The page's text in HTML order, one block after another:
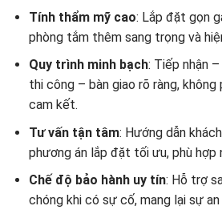
Tính thẩm mỹ cao: Lắp đặt gọn
phòng tắm thêm sang trọng và
Quy trình minh bạch: Tiếp nhận
thi công – bàn giao rõ ràng, không
cam kết.
Tư vấn tận tâm: Hướng dẫn
phương án lắp đặt tối ưu, phù hợp
Chế độ bảo hành uy tín: Hỗ trợ
chóng khi có sự cố, mang lại sự